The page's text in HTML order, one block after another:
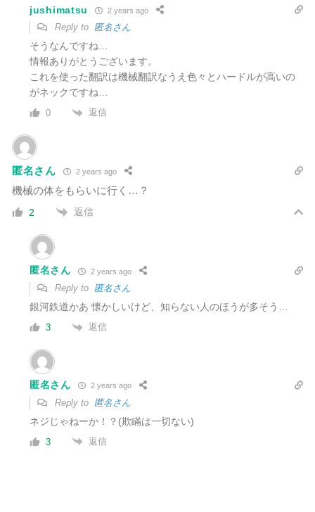
jushimatsu 2 years ago
Reply to 匿名さん
そうなんですね…
情報ありがとうございます。
これを使った翻訳は機械翻訳なうえ色々とハードルが高いの
がネックですね…
0 返信
匿名さん 2 years ago
機械の体をもらいに行く…？
2 返信
匿名さん 2 years ago
Reply to 匿名さん
銀河鉄道かあ 懐かしいけど、知らない人のほうが多そう…
3 返信
匿名さん 2 years ago
Reply to 匿名さん
ネジじゃねーか！？(欺瞞は一切ない)
3 返信